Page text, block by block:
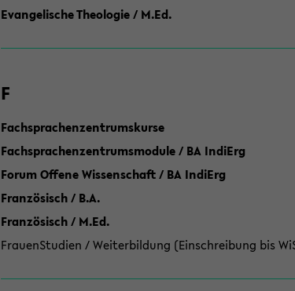
Evangelische Theologie / M.Ed.
F
Fachsprachenzentrumskurse
Fachsprachenzentrumsmodule / BA IndiErg
Forum Offene Wissenschaft / BA IndiErg
Französisch / B.A.
Französisch / M.Ed.
FrauenStudien / Weiterbildung (Einschreibung bis